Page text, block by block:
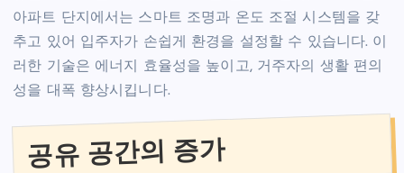
아파트 단지에서는 스마트 조명과 온도 조절 시스템을 갖
추고 있어 입주자가 손쉽게 환경을 설정할 수 있습니다. 이
러한 기술은 에너지 효율성을 높이고, 거주자의 생활 편의
성을 대폭 향상시킵니다.
공유 공간의 증가